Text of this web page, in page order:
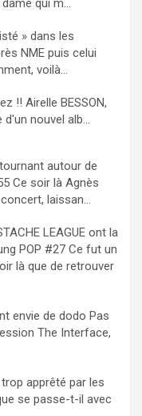
qui m...
» dans les
NME puis celui
voilà...
!! Airelle BESSON,
nouvel alb...
autour de
Ce soir là Agnès
laissan...
LEAGUE ont la
POP #27 Ce fut un
là que de retrouver
envie de dodo Pas
The Interface,
apprêté par les
se passe-t-il avec